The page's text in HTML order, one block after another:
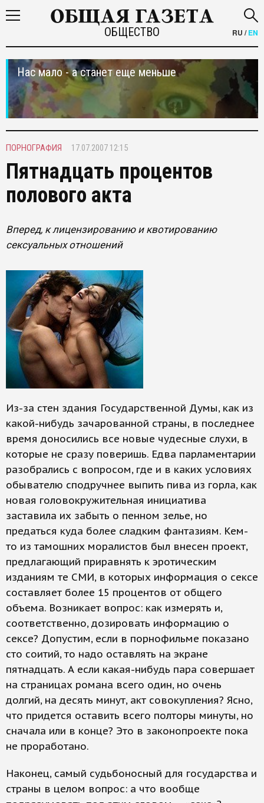
ОБЩЕСТВО RU /EN
Нас мало - а станет еще меньше
ПОРНОГРАФИЯ 17.07.2007 12:15
Пятнадцать процентов
полового акта
Вперед, к лицензированию и квотированию
сексуальных отношений
Из-за стен здания Государственной Думы, как из
какой-нибудь зачарованной страны, в последнее
время доносились все новые чудесные слухи, в
которые не сразу поверишь. Едва парламентарии
разобрались с вопросом, где и в каких условиях
обывателю сподручнее выпить пива из горла, как
новая головокружительная инициатива
заставила их забыть о пенном зелье, но
предаться куда более сладким фантазиям. Кем-
то из тамошних моралистов был внесен проект,
предлагающий приравнять к эротическим
изданиям те СМИ, в которых информация о сексе
составляет более 15 процентов от общего
объема. Возникает вопрос: как измерять и,
соответственно, дозировать информацию о
сексе? Допустим, если в порнофильме показано
сто соитий, то надо оставлять на экране
пятнадцать. А если какая-нибудь пара совершает
на страницах романа всего один, но очень
долгий, на десять минут, акт совокупления? Ясно,
что придется оставить всего полторы минуты, но
сначала или в конце? Это в законопроекте пока
не проработано.
Наконец, самый судьбоносный для государства и
страны в целом вопрос: а что вообще